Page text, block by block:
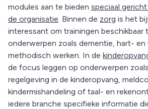
modules aan te bieden speciaal
de organisatie . Binnen de zorg is het
interessant om trainingen beschikbaar
onderwerpen zoals dementie, hart-
methodisch werken. In de
de focus leggen op onderwerpen
regelgeving in de kinderopvang,
kindermishandeling of taal- en
iedere branche specifieke informatie